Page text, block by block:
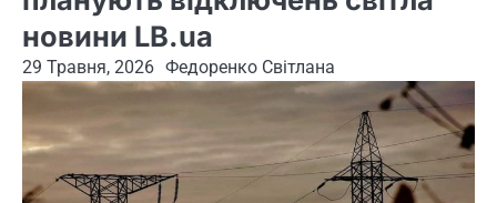
новини LB.ua
29 Травня, 2026 Федоренко Світлана